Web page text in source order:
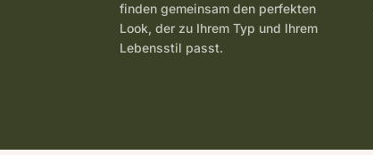
finden gemeinsam den perfekten
Look, der zu Ihrem Typ und Ihrem
Lebensstil passt.